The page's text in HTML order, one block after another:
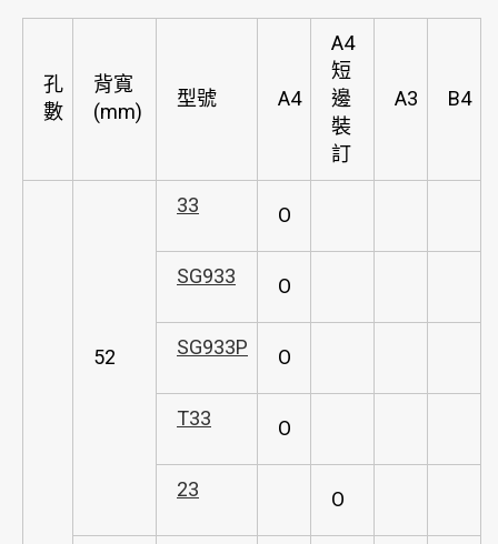
孔
數
背寬
(mm)
型號 A4
A4
短
邊
裝
訂
A3 B4
52
33 O
SG933 O
SG933P O
T33 O
23 O